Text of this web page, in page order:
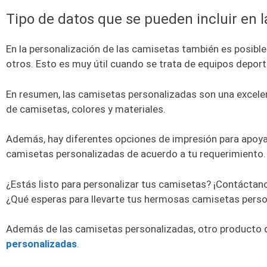
Tipo de datos que se pueden incluir en
En la personalización de las camisetas también es
otros. Esto es muy útil cuando se trata de equipos
En resumen, las camisetas personalizadas son una
de camisetas, colores y materiales.
Además, hay diferentes opciones de impresión para
camisetas personalizadas de acuerdo a tu requerimiento.
¿Estás listo para personalizar tus camisetas?
¿Qué esperas para llevarte tus hermosas camisetas
Además de las camisetas personalizadas, otro
personalizadas.